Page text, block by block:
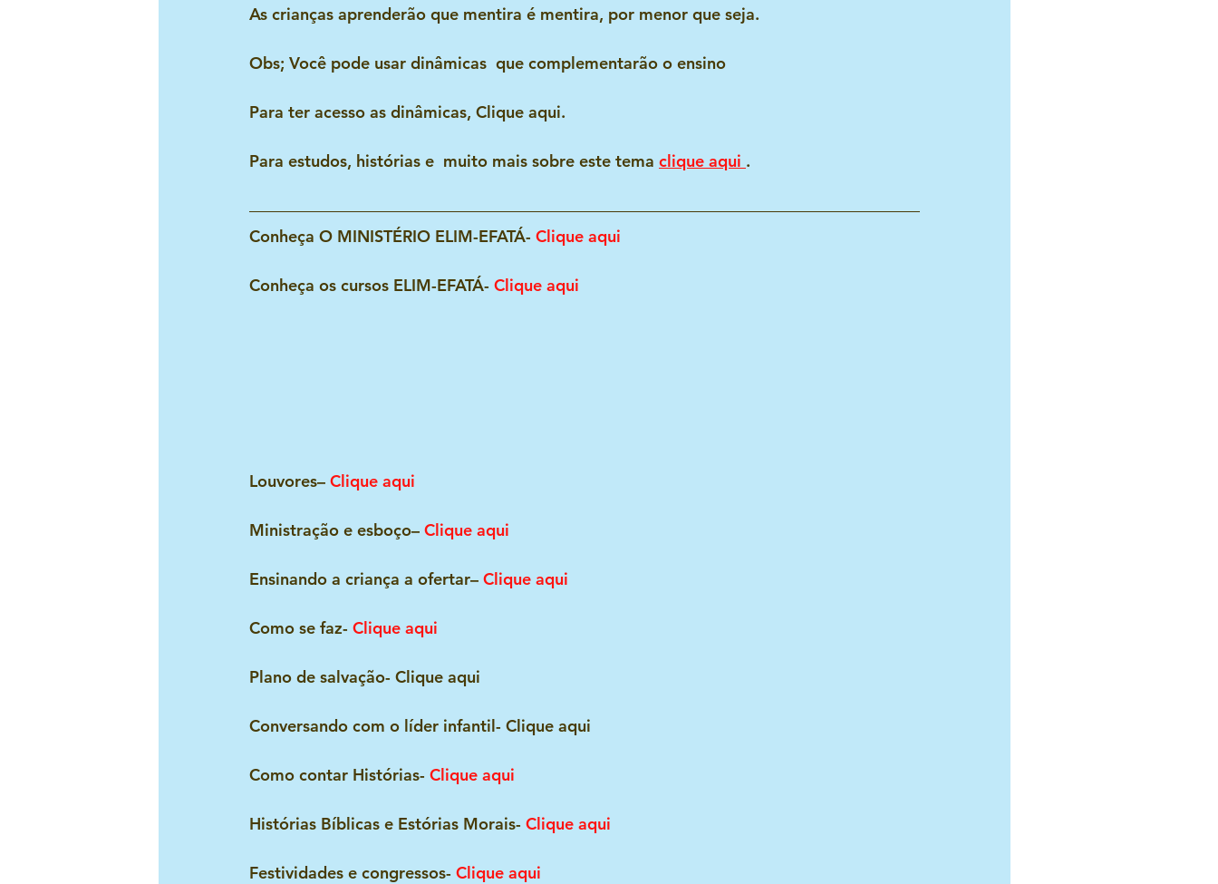
As crianças aprenderão que mentira é mentira, por menor que seja.
Obs; Você pode usar dinâmicas  que complementarão o ensino
Para ter acesso as dinâmicas, Clique aqui.
Para estudos, histórias e  muito mais sobre este tema clique aqui .
Conheça O MINISTÉRIO ELIM-EFATÁ- Clique aqui
Conheça os cursos ELIM-EFATÁ- Clique aqui
Louvores– Clique aqui
Ministração e esboço– Clique aqui
Ensinando a criança a ofertar– Clique aqui
Como se faz- Clique aqui
Plano de salvação- Clique aqui
Conversando com o líder infantil- Clique aqui
Como contar Histórias- Clique aqui
Histórias Bíblicas e Estórias Morais- Clique aqui
Festividades e congressos- Clique aqui